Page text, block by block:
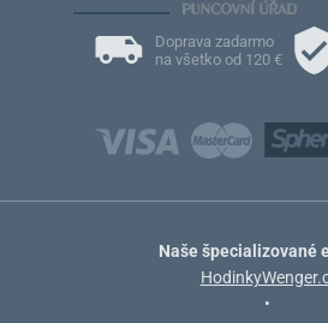
Doprava zadarmo
na všetko od 120 €
Naše špecializované
•